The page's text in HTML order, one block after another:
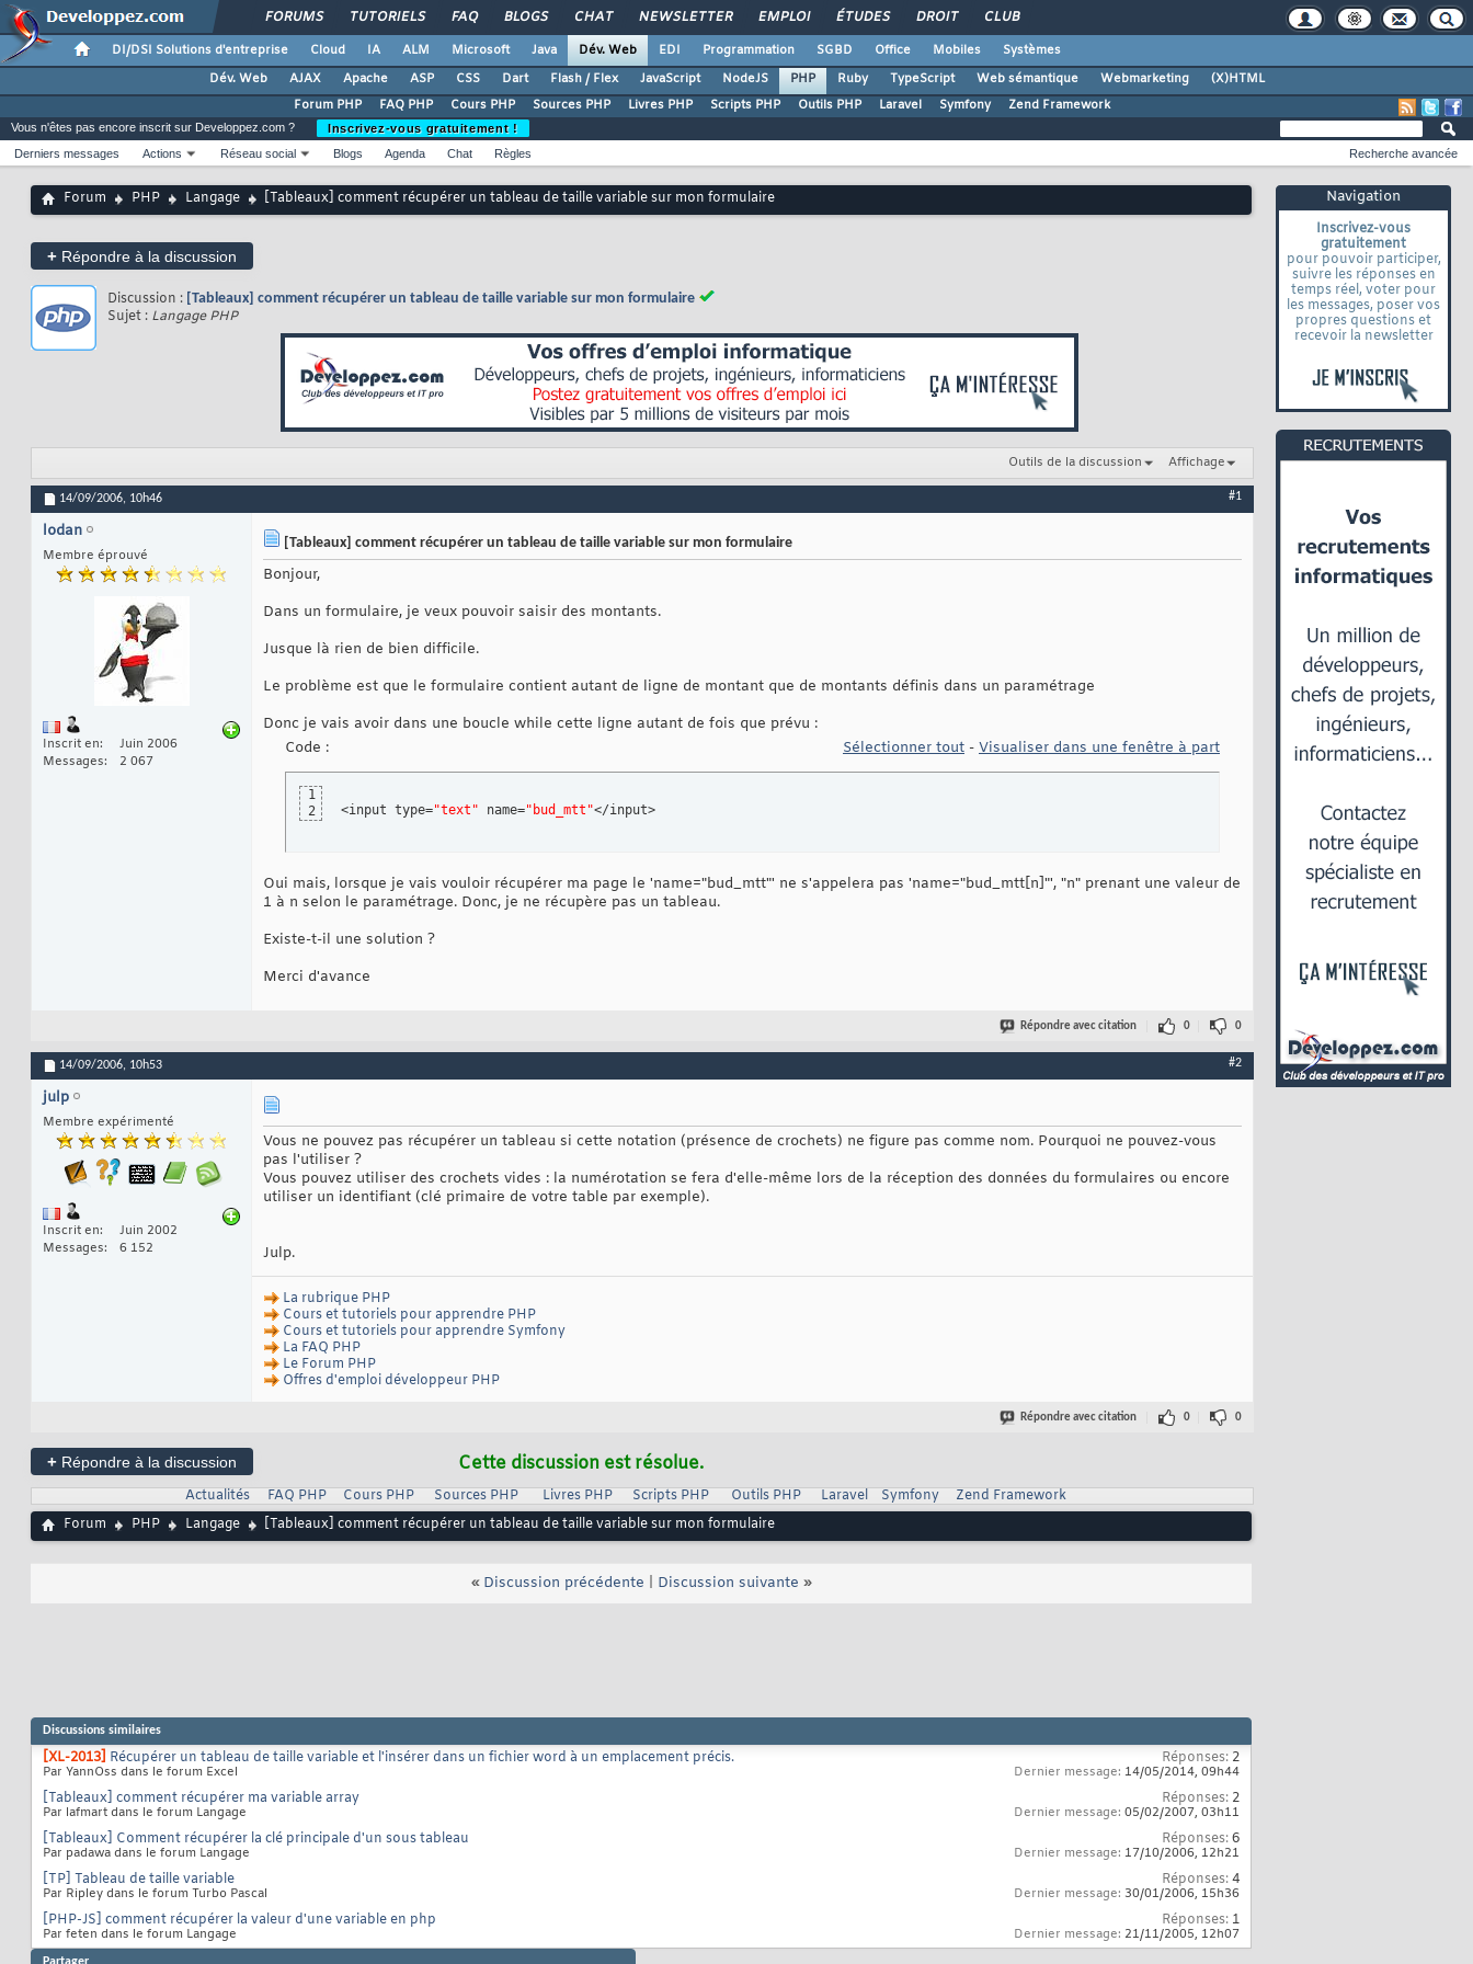
FORUMS TUTORIELS FAQ BLOGS CHAT NEWSLETTER EMPLOI ÉTUDES DROIT CLUB
DI/DSI Solutions d'entreprise Cloud IA ALM Microsoft Java Dév. Web EDI Programmation SGBD Office Mobiles
Systèmes
Dév. Web
AJAX Apache ASP CSS Dart Flash / Flex JavaScript NodeJS PHP Ruby TypeScript Web sémantique Webmarketing
(X)HTML
Forum PHP
FAQ PHP Cours PHP Sources PHP Livres PHP Scripts PHP Outils PHP Laravel Symfony Zend Framework
Navigation
Inscrivez-vous
gratuitement
pour pouvoir participer,
suivre les réponses en
temps réel, voter pour
les messages, poser vos
propres questions et
recevoir la newsletter
Vous n'êtes pas encore inscrit sur Developpez.com ?
Inscrivez-vous gratuitement !
Derniers messages
Actions Réseau social Blogs Agenda Chat Règles Recherche avancée
Forum PHP Langage [Tableaux] comment récupérer un tableau de taille variable sur mon formulaire
+ Répondre à la discussion
Discussion : [Tableaux] comment récupérer un tableau de taille variable sur mon formulaire
Sujet : Langage PHP
Outils de la discussion Affichage
14/09/2006, 10h46 #1
lodan
Membre éprouvé
Inscrit en
Juin 2006
Messages
2 067
[Tableaux] comment récupérer un tableau de taille variable sur mon formulaire
Bonjour,
Dans un formulaire, je veux pouvoir saisir des montants.
Jusque là rien de bien difficile.
Le problème est que le formulaire contient autant de ligne de montant que de montants définis dans un paramétrage
Donc je vais avoir dans une boucle while cette ligne autant de fois que prévu :
Code :
Sélectionner tout - Visualiser dans une fenêtre à part
1
2
<input type="text" name="bud_mtt"</input>
Oui mais, lorsque je vais vouloir récupérer ma page le 'name="bud_mtt"' ne s'appelera pas 'name="bud_mtt[n]"', "n" prenant une valeur de
1 à n selon le paramétrage. Donc, je ne récupère pas un tableau.
Existe-t-il une solution ?
Merci d'avance
Répondre avec citation 0 0
14/09/2006, 10h53 #2
julp
Membre expérimenté
Inscrit en
Juin 2002
Messages
6 152
Vous ne pouvez pas récupérer un tableau si cette notation (présence de crochets) ne figure pas comme nom. Pourquoi ne pouvez-vous
pas l'utiliser ?
Vous pouvez utiliser des crochets vides : la numérotation se fera d'elle-même lors de la réception des données du formulaires ou encore
utiliser un identifiant (clé primaire de votre table par exemple).
Julp.
La rubrique PHP
Cours et tutoriels pour apprendre PHP
Cours et tutoriels pour apprendre Symfony
La FAQ PHP
Le Forum PHP
Offres d'emploi développeur PHP
Répondre avec citation 0 0
+ Répondre à la discussion Cette discussion est résolue.
Actualités FAQ PHP Cours PHP Sources PHP Livres PHP Scripts PHP Outils PHP Laravel Symfony
Zend Framework
Forum
PHP Langage [Tableaux] comment récupérer un tableau de taille variable sur mon formulaire
« Discussion précédente Discussion suivante »
Discussions similaires
[XL-2013] Récupérer un tableau de taille variable et l'insérer dans un fichier word à un emplacement précis.
Par YannOss dans le forum Excel
Réponses: 2
Dernier message: 14/05/2014, 09h44
[Tableaux] comment récupérer ma variable array
Par lafmart dans le forum Langage
Réponses: 2
Dernier message: 05/02/2007, 03h11
[Tableaux] Comment récupérer la clé principale d'un sous tableau
Par padawa dans le forum Langage
Réponses:6
Dernier message: 17/10/2006, 12h21
[TP] Tableau de taille variable
Par Ripley dans le forum Turbo Pascal
Réponses:4
Dernier message: 30/01/2006, 15h36
[PHP-JS] comment récupérer la valeur d'une variable en php
Par feten dans le forum Langage
Réponses: 1
Dernier message: 21/11/2005, 12h07